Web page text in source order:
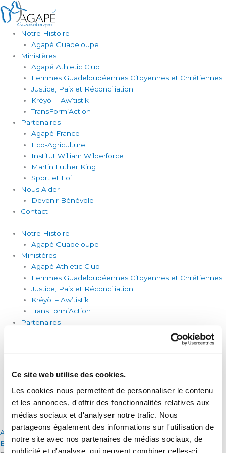
Ce site web utilise des cookies.
Les cookies nous permettent de personnaliser le contenu
et les annonces, d'offrir des fonctionnalités relatives aux
médias sociaux et d'analyser notre trafic. Nous
partageons également des informations sur l'utilisation de
notre site avec nos partenaires de médias sociaux, de
publicité et d'analyse, qui peuvent combiner celles-ci
Aller
au
contenu
Notre Histoire
Agapé Guadeloupe
Ministères
Agapé Athletic Club
Femmes Guadeloupéennes Citoyennes et Chrétiennes
Justice, Paix et Réconciliation
Kréyòl – Aw’tistik
TransForm’Action
Partenaires
Agapé France
Eco-Agriculture
Institut William Wilberforce
Martin Luther King
Sport et Foi
Nous Aider
Devenir Bénévole
Contact
Notre Histoire
Agapé Guadeloupe
Ministères
Agapé Athletic Club
Femmes Guadeloupéennes Citoyennes et Chrétiennes
Justice, Paix et Réconciliation
Kréyòl – Aw’tistik
TransForm’Action
Partenaires
Institut William Wilberforce
Sport et Foi
Nous Aider
Devenir Bénévole
Contact
Accès Membre
Boutique